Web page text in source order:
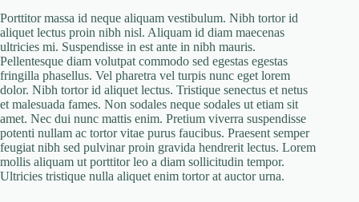
Porttitor massa id neque aliquam vestibulum. Nibh tortor id
aliquet lectus proin nibh nisl. Aliquam id diam maecenas
ultricies mi. Suspendisse in est ante in nibh mauris.
Pellentesque diam volutpat commodo sed egestas egestas
fringilla phasellus. Vel pharetra vel turpis nunc eget lorem
dolor. Nibh tortor id aliquet lectus. Tristique senectus et netus
et malesuada fames. Non sodales neque sodales ut etiam sit
amet. Nec dui nunc mattis enim. Pretium viverra suspendisse
potenti nullam ac tortor vitae purus faucibus. Praesent semper
feugiat nibh sed pulvinar proin gravida hendrerit lectus. Lorem
mollis aliquam ut porttitor leo a diam sollicitudin tempor.
Ultricies tristique nulla aliquet enim tortor at auctor urna.